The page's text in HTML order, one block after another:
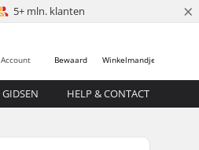
5+ mln. klanten ×
Winkelmandje
Bewaard
Account
GIDSEN HELP & CONTACT